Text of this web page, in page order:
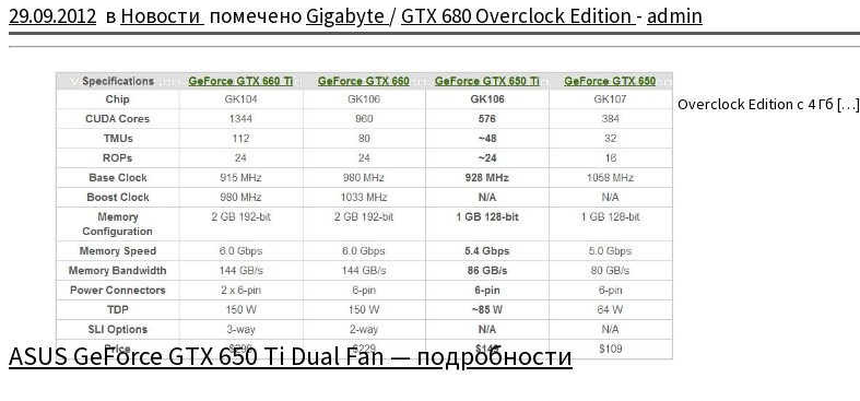
Компания Gigabyte добавила в линейку GTX 680 ещё одну модель — трёхслотовую версию Overclock Edition с 4 Гб […]
29.09.2012 в Новости помечено Gigabyte / GTX 680 Overclock Edition - admin
ASUS GeForce GTX 650 Ti Dual Fan — подробности